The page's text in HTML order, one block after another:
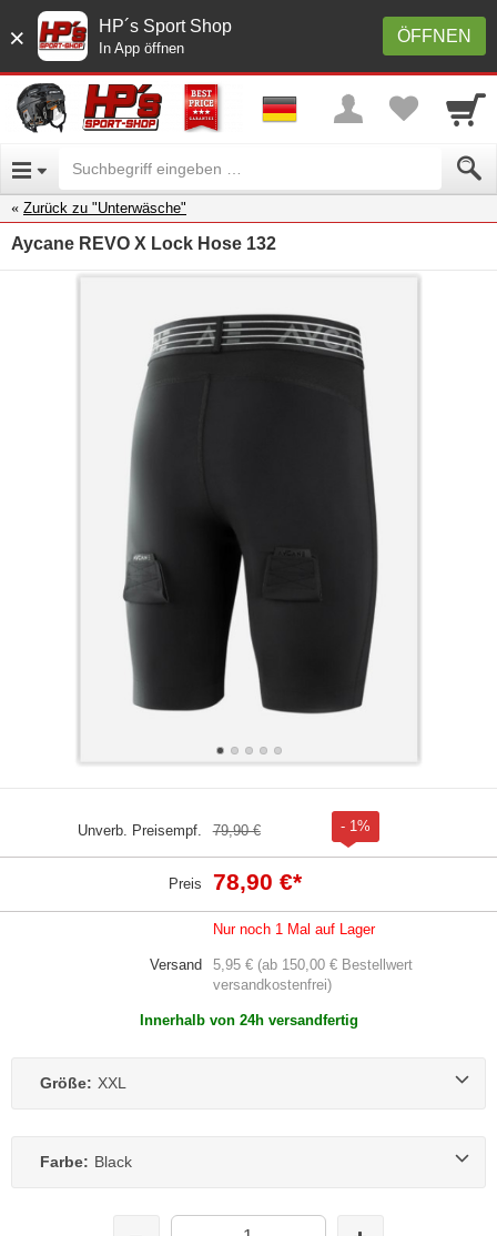
× ÖFFNEN
HP´s Sport Shop
In App öffnen
Zurück zu "Unterwäsche"
Aycane REVO X Lock Hose 132
Unverb. Preisempf. 79,90 € - 1%
Preis 78,90 €*
Nur noch 1 Mal auf Lager
Versand
5,95 € (ab 150,00 € Bestellwert
versandkostenfrei)
Innerhalb von 24h versandfertig
Größe: XXL
Farbe: Black